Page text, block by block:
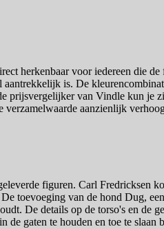
herkenbaar voor iedereen die
aantrekkelijk is. De
prijsvergelijker van Vindle kun je
aanzienlijk
figuren. Carl
toevoeging van de hond Dug,
De details op de torso's en
gaten te houden en toe te slaan